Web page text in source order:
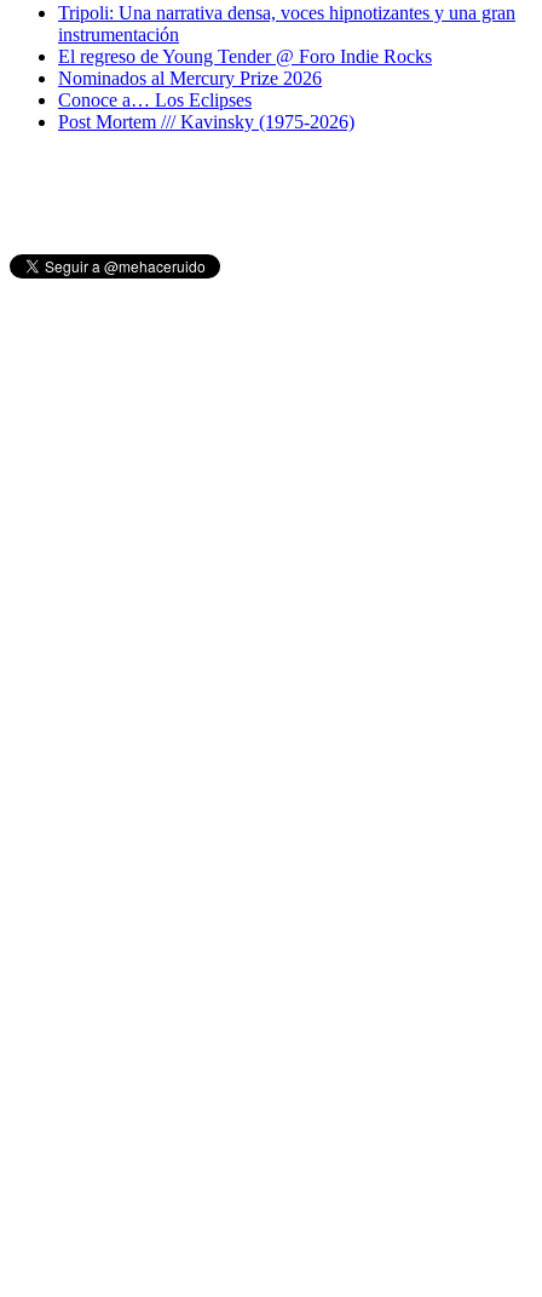
Tripoli: Una narrativa densa, voces hipnotizantes y una gran
instrumentación
El regreso de Young Tender @ Foro Indie Rocks
Nominados al Mercury Prize 2026
Conoce a… Los Eclipses
Post Mortem /// Kavinsky (1975-2026)